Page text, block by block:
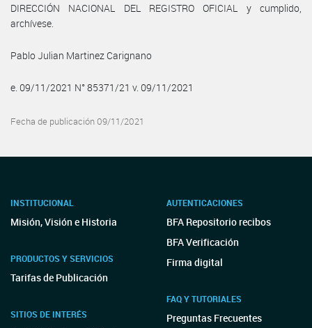
DIRECCIÓN NACIONAL DEL REGISTRO OFICIAL y cumplido,
archívese.
Pablo Julian Martinez Carignano
e. 09/11/2021 N° 85371/21 v. 09/11/2021
Fecha de publicación 09/11/2021
INSTITUCIONAL
Misión, Visión e Historia
PRODUCTOS Y SERVICIOS
Tarifas de Publicación
SITIOS DE INTERÉS
AUTENTICACIONES
BFA Repositorio recibos
BFA Verificación
Firma digital
FAQ Y TUTORIALES
Preguntas Frecuentes